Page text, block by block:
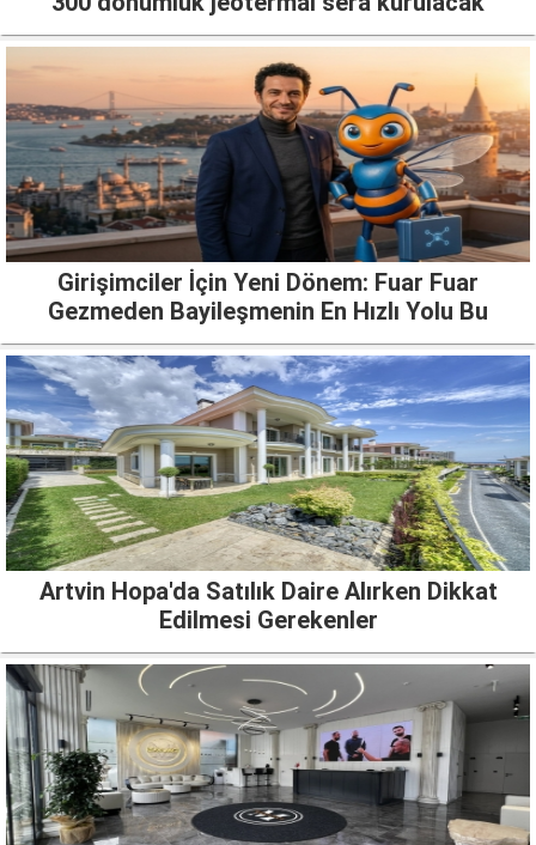
Girişimciler İçin Yeni Dönem: Fuar Fuar
Gezmeden Bayileşmenin En Hızlı Yolu Bu
Artvin Hopa'da Satılık Daire Alırken Dikkat
Edilmesi Gerekenler